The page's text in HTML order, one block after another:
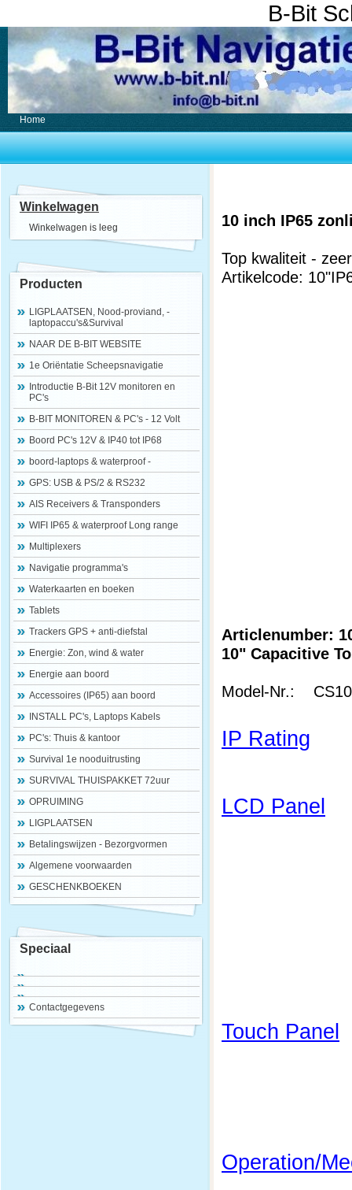
B-Bit
Home
Winkelwagen
Winkelwagen is leeg
Producten
LIGPLAATSEN, Nood-proviand, -
laptopaccu's&Survival
NAAR DE B-BIT WEBSITE
1e Oriëntatie Scheepsnavigatie
Introductie B-Bit 12V monitoren en
PC's
B-BIT MONITOREN & PC's - 12 Volt
Boord PC's 12V & IP40 tot IP68
boord-laptops & waterproof -
GPS: USB & PS/2 & RS232
AIS Receivers & Transponders
WIFI IP65 & waterproof Long range
Multiplexers
Navigatie programma's
Waterkaarten en boeken
Tablets
Trackers GPS + anti-diefstal
Energie: Zon, wind & water
Energie aan boord
Accessoires (IP65) aan boord
INSTALL PC's, Laptops Kabels
PC's: Thuis & kantoor
Survival 1e nooduitrusting
SURVIVAL THUISPAKKET 72uur
OPRUIMING
LIGPLAATSEN
Betalingswijzen - Bezorgvormen
Algemene voorwaarden
GESCHENKBOEKEN
Speciaal
Contactgegevens
10 inch IP65
Top kwaliteit -
Artikelcode:
Articlenumber:
10" Capacitive
Model-Nr.:
IP Rating
LCD Panel
Touch Panel
Operation/